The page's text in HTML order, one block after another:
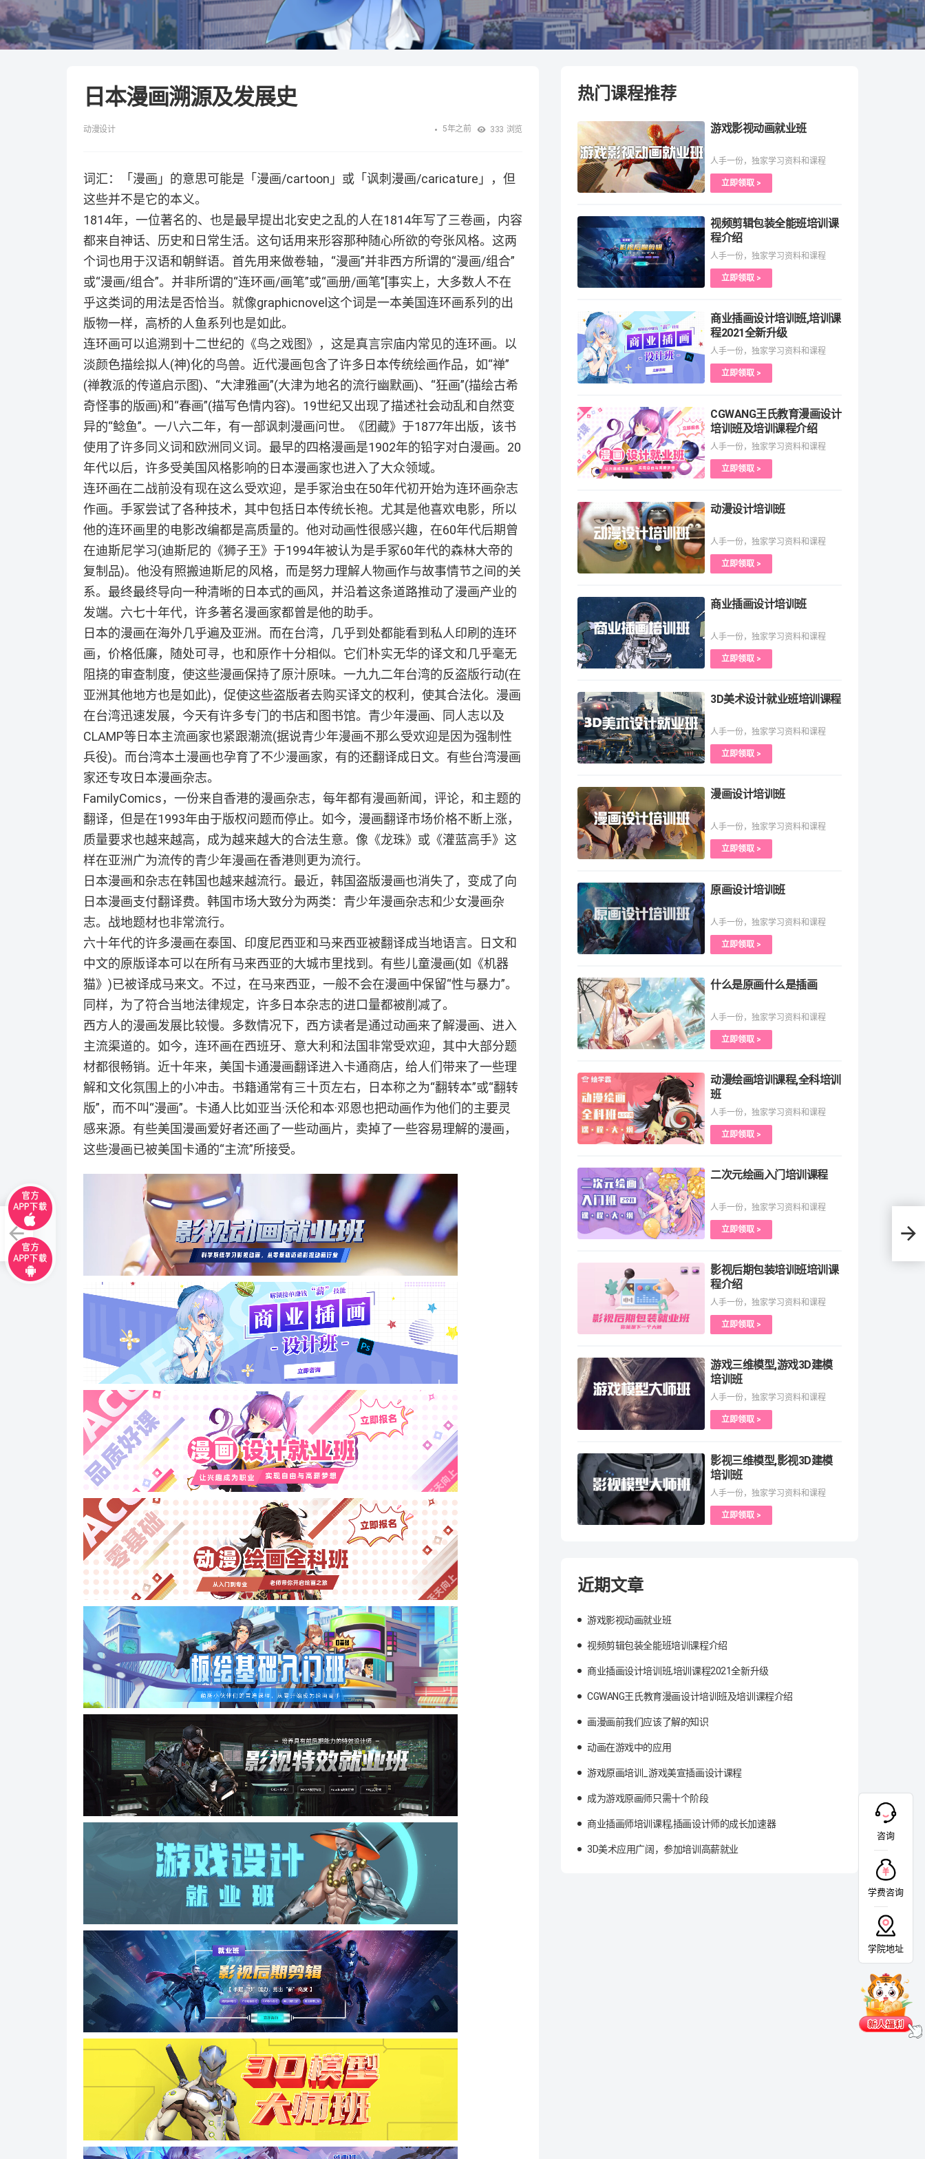
日本漫画溯源及发展史
动漫设计 5年之前 333 浏览
词汇：「漫画」的意思可能是「漫画/cartoon」或「讽刺漫画/caricature」，但
这些并不是它的本义。
1814年，一位著名的、也是最早提出北安史之乱的人在1814年写了三卷画，内容
都来自神话、历史和日常生活。这句话用来形容那种随心所欲的夸张风格。这两
个词也用于汉语和朝鲜语。首先用来做卷轴，“漫画”并非西方所谓的“漫画/组合”
或“漫画/组合”。并非所谓的“连环画/画笔”或“画册/画笔”[事实上，大多数人不在
乎这类词的用法是否恰当。就像graphicnovel这个词是一本美国连环画系列的出
版物一样，高桥的人鱼系列也是如此。
连环画可以追溯到十二世纪的《鸟之戏图》，这是真言宗庙内常见的连环画。以
淡颜色描绘拟人(神)化的鸟兽。近代漫画包含了许多日本传统绘画作品，如“禅”
(禅教派的传道启示图)、“大津雅画”(大津为地名的流行幽默画)、“狂画”(描绘古希
奇怪事的版画)和“春画”(描写色情内容)。19世纪又出现了描述社会动乱和自然变
异的“鲶鱼”。一八六二年，有一部讽刺漫画问世。《团藏》于1877年出版，该书
使用了许多同义词和欧洲同义词。最早的四格漫画是1902年的铅字对白漫画。20
年代以后，许多受美国风格影响的日本漫画家也进入了大众领域。
连环画在二战前没有现在这么受欢迎，是手冢治虫在50年代初开始为连环画杂志
作画。手冢尝试了各种技术，其中包括日本传统长袍。尤其是他喜欢电影，所以
他的连环画里的电影改编都是高质量的。他对动画性很感兴趣，在60年代后期曾
在迪斯尼学习(迪斯尼的《狮子王》于1994年被认为是手冢60年代的森林大帝的
复制品)。他没有照搬迪斯尼的风格，而是努力理解人物画作与故事情节之间的关
系。最终最终导向一种清晰的日本式的画风，并沿着这条道路推动了漫画产业的
发端。六七十年代，许多著名漫画家都曾是他的助手。
日本的漫画在海外几乎遍及亚洲。而在台湾，几乎到处都能看到私人印刷的连环
画，价格低廉，随处可寻，也和原作十分相似。它们朴实无华的译文和几乎毫无
阻挠的审查制度，使这些漫画保持了原汁原味。一九九二年台湾的反盗版行动(在
亚洲其他地方也是如此)，促使这些盗版者去购买译文的权利，使其合法化。漫画
在台湾迅速发展，今天有许多专门的书店和图书馆。青少年漫画、同人志以及
CLAMP等日本主流画家也紧跟潮流(据说青少年漫画不那么受欢迎是因为强制性
兵役)。而台湾本土漫画也孕育了不少漫画家，有的还翻译成日文。有些台湾漫画
家还专攻日本漫画杂志。
FamilyComics，一份来自香港的漫画杂志，每年都有漫画新闻，评论，和主题的
翻译，但是在1993年由于版权问题而停止。如今，漫画翻译市场价格不断上涨，
质量要求也越来越高，成为越来越大的合法生意。像《龙珠》或《灌蓝高手》这
样在亚洲广为流传的青少年漫画在香港则更为流行。
日本漫画和杂志在韩国也越来越流行。最近，韩国盗版漫画也消失了，变成了向
日本漫画支付翻译费。韩国市场大致分为两类：青少年漫画杂志和少女漫画杂
志。战地题材也非常流行。
六十年代的许多漫画在泰国、印度尼西亚和马来西亚被翻译成当地语言。日文和
中文的原版译本可以在所有马来西亚的大城市里找到。有些儿童漫画(如《机器
猫》)已被译成马来文。不过，在马来西亚，一般不会在漫画中保留“性与暴力”。
同样，为了符合当地法律规定，许多日本杂志的进口量都被削减了。
西方人的漫画发展比较慢。多数情况下，西方读者是通过动画来了解漫画、进入
主流渠道的。如今，连环画在西班牙、意大利和法国非常受欢迎，其中大部分题
材都很畅销。近十年来，美国卡通漫画翻译进入卡通商店，给人们带来了一些理
解和文化氛围上的小冲击。书籍通常有三十页左右，日本称之为“翻转本”或“翻转
版”，而不叫“漫画”。卡通人比如亚当·沃伦和本·邓恩也把动画作为他们的主要灵
感来源。有些美国漫画爱好者还画了一些动画片，卖掉了一些容易理解的漫画，
这些漫画已被美国卡通的“主流”所接受。
星期
热门课程推荐
游戏影视动画就业班
人手一份，独家学习资料和课程
立即领取 >
视频剪辑包装全能班培训课
程介绍
人手一份，独家学习资料和课程
立即领取 >
商业插画设计培训班,培训课
程2021全新升级
人手一份，独家学习资料和课程
立即领取 >
CGWANG王氏教育漫画设计
培训班及培训课程介绍
人手一份，独家学习资料和课程
立即领取 >
动漫设计培训班
人手一份，独家学习资料和课程
立即领取 >
商业插画设计培训班
人手一份，独家学习资料和课程
立即领取 >
3D美术设计就业班培训课程
人手一份，独家学习资料和课程
立即领取 >
漫画设计培训班
人手一份，独家学习资料和课程
立即领取 >
原画设计培训班
人手一份，独家学习资料和课程
立即领取 >
什么是原画什么是插画
人手一份，独家学习资料和课程
立即领取 >
动漫绘画培训课程,全科培训
班
人手一份，独家学习资料和课程
立即领取 >
二次元绘画入门培训课程
人手一份，独家学习资料和课程
立即领取 >
影视后期包装培训班培训课
程介绍
人手一份，独家学习资料和课程
立即领取 >
游戏三维模型,游戏3D建模
培训班
人手一份，独家学习资料和课程
立即领取 >
影视三维模型,影视3D建模
培训班
人手一份，独家学习资料和课程
立即领取 >
近期文章
游戏影视动画就业班
视频剪辑包装全能班培训课程介绍
商业插画设计培训班,培训课程2021全新升级
CGWANG王氏教育漫画设计培训班及培训课程介绍
画漫画前我们应该了解的知识
动画在游戏中的应用
游戏原画培训_游戏美宣插画设计课程
成为游戏原画师只需十个阶段
商业插画师培训课程,插画设计师的成长加速器
3D美术应用广阔，参加培训高薪就业
咨询
学费咨询
学院地址